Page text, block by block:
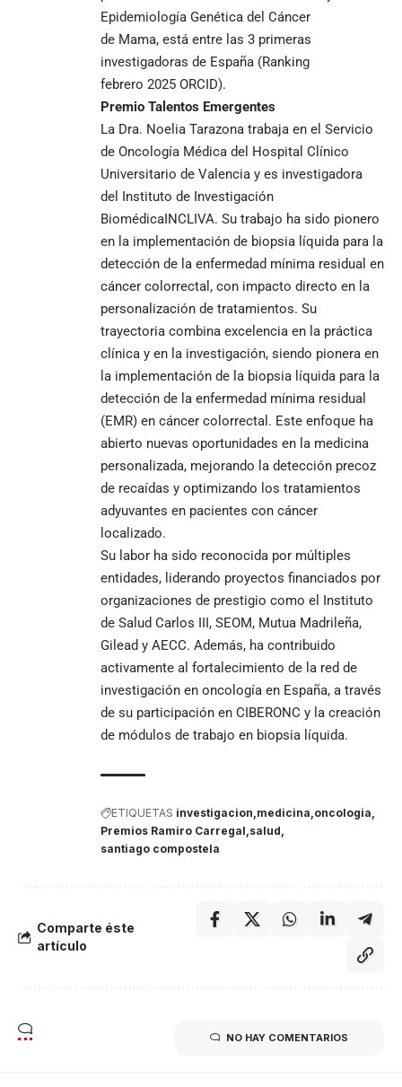
Epidemiología Genética del Cáncer
de Mama, está entre las 3 primeras
investigadoras de España (Ranking
febrero 2025 ORCID).
Premio Talentos Emergentes
La Dra. Noelia Tarazona trabaja en el Servicio
de Oncología Médica del Hospital Clínico
Universitario de Valencia y es investigadora
del Instituto de Investigación
BiomédicaINCLIVA. Su trabajo ha sido pionero
en la implementación de biopsia líquida para la
detección de la enfermedad mínima residual en
cáncer colorrectal, con impacto directo en la
personalización de tratamientos. Su
trayectoria combina excelencia en la práctica
clínica y en la investigación, siendo pionera en
la implementación de la biopsia líquida para la
detección de la enfermedad mínima residual
(EMR) en cáncer colorrectal. Este enfoque ha
abierto nuevas oportunidades en la medicina
personalizada, mejorando la detección precoz
de recaídas y optimizando los tratamientos
adyuvantes en pacientes con cáncer
localizado.
Su labor ha sido reconocida por múltiples
entidades, liderando proyectos financiados por
organizaciones de prestigio como el Instituto
de Salud Carlos III, SEOM, Mutua Madrileña,
Gilead y AECC. Además, ha contribuido
activamente al fortalecimiento de la red de
investigación en oncología en España, a través
de su participación en CIBERONC y la creación
de módulos de trabajo en biopsia líquida.
ETIQUETAS investigacion medicina oncologia
Premios Ramiro Carregal salud
santiago compostela
Comparte éste
artículo
NO HAY COMENTARIOS